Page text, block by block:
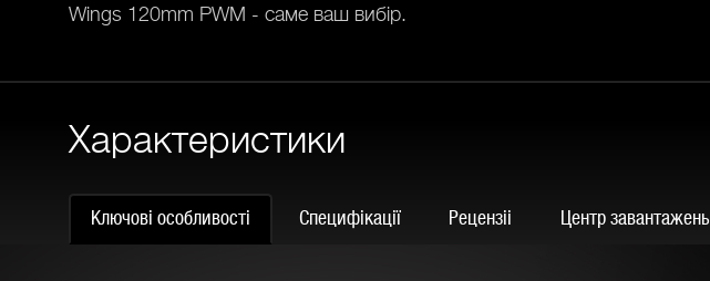
Wings 120mm PWM - саме ваш вибір.
Характеристики
Ключові особливості Специфікації Рецензіі Центр завантажень